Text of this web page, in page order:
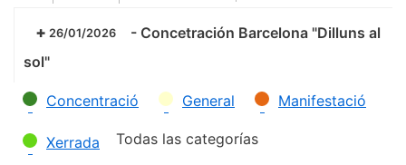
26/01/2026 - Concetración Barcelona "Dilluns al
sol"
Categorías
Concentració General Manifestació
Xerrada Todas las categorías